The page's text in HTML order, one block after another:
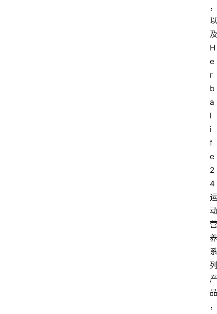
，
以
及
H
e
r
b
a
l
i
f
e
2
4
运
动
营
养
系
列
产
品
，